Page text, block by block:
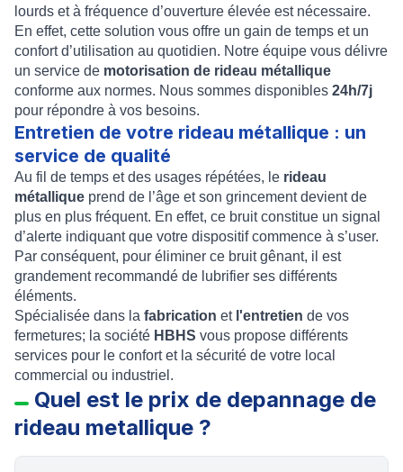
lourds et à fréquence d’ouverture élevée est nécessaire.
En effet, cette solution vous offre un gain de temps et un
confort d’utilisation au quotidien. Notre équipe vous délivre
un service de motorisation de rideau métallique
conforme aux normes. Nous sommes disponibles 24h/7j
pour répondre à vos besoins.
Entretien de votre rideau métallique : un
service de qualité
Au fil de temps et des usages répétées, le rideau
métallique prend de l’âge et son grincement devient de
plus en plus fréquent. En effet, ce bruit constitue un signal
d’alerte indiquant que votre dispositif commence à s’user.
Par conséquent, pour éliminer ce bruit gênant, il est
grandement recommandé de lubrifier ses différents
éléments.
Spécialisée dans la fabrication et l'entretien de vos
fermetures; la société HBHS vous propose différents
services pour le confort et la sécurité de votre local
commercial ou industriel.
Quel est le prix de depannage de
rideau metallique ?